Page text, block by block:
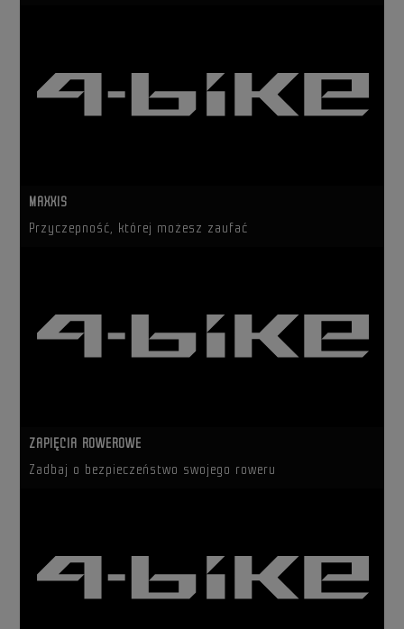
MAXXIS
Przyczepność, której możesz zaufać
ZAPIĘCIA ROWEROWE
Zadbaj o bezpieczeństwo swojego roweru